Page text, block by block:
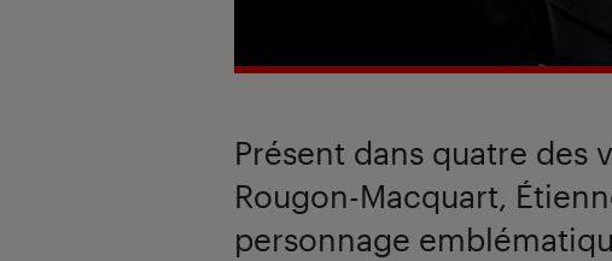
Présent dans quatre des
Rougon-Macquart,
personnage